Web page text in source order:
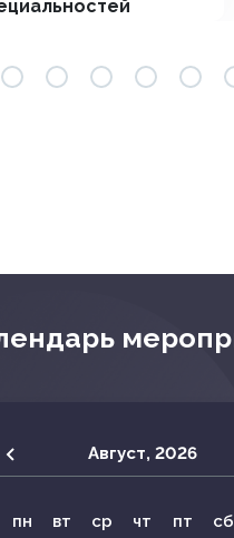
Опыт
Август, 2026
пн вт ср чт пт сб